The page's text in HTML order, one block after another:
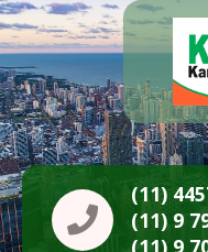
(11)
(11) 9
(11) 9